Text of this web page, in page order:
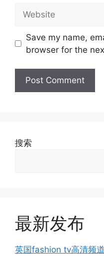
Save my name,
browser for the
搜索
最新发布
英国fashion tv高清频道